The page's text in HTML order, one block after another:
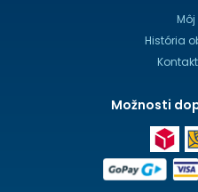
História
Možnosti